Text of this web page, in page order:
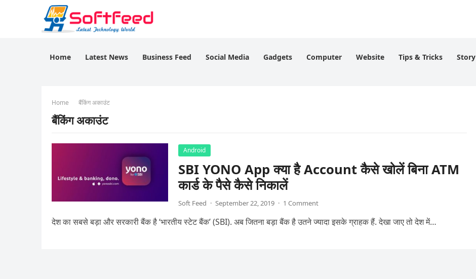
Home Latest News Business Feed Social Media Gadgets Computer Website Tips & Tricks Story
Home बैंकिंग अकाउंट
बैंकिंग अकाउंट
Android
SBI YONO App क्या है Account कैसे खोलें बिना ATM
कार्ड के पैसे कैसे निकालें
Soft Feed · September 22, 2019 · 1 Comment
देश का सबसे बड़ा और सरकारी बैंक है ‘भारतीय स्टेट बैंक’ (SBI). अब जितना बड़ा बैंक है उतने ज्यादा इसके ग्राहक हैं. देखा जाए तो देश में…